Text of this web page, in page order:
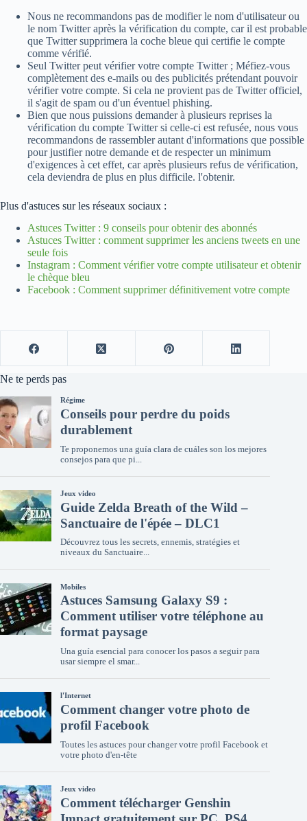
Nous ne recommandons pas de modifier le nom d'utilisateur ou
le nom Twitter après la vérification du compte, car il est probable
que Twitter supprimera la coche bleue qui certifie le compte
comme vérifié.
Seul Twitter peut vérifier votre compte Twitter ; Méfiez-vous
complètement des e-mails ou des publicités prétendant pouvoir
vérifier votre compte. Si cela ne provient pas de Twitter officiel,
il s'agit de spam ou d'un éventuel phishing.
Bien que nous puissions demander à plusieurs reprises la
vérification du compte Twitter si celle-ci est refusée, nous vous
recommandons de rassembler autant d'informations que possible
pour justifier notre demande et de respecter un minimum
d'exigences à cet effet, car après plusieurs refus de vérification,
cela deviendra de plus en plus difficile. l'obtenir.
Plus d'astuces sur les réseaux sociaux :
Astuces Twitter : 9 conseils pour obtenir des abonnés
Astuces Twitter : comment supprimer les anciens tweets en une
seule fois
Instagram : Comment vérifier votre compte utilisateur et obtenir
le chèque bleu
Facebook : Comment supprimer définitivement votre compte
Ne te perds pas